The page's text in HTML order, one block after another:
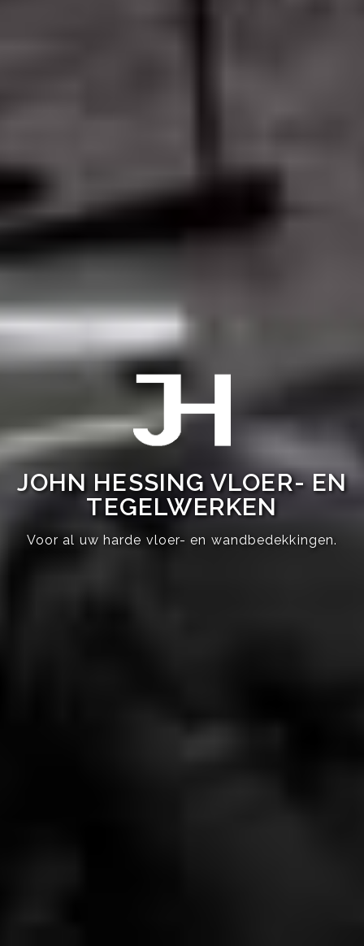
JOHN HESSING VLOER- EN
TEGELWERKEN
Voor al uw harde vloer- en wandbedekkingen.